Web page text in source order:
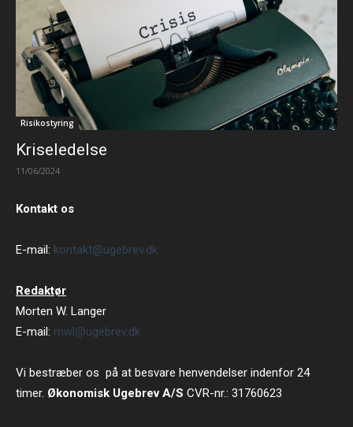
Risikostyring
Kriseledelse
11/06/2024
Kontakt os
E-mail: kontakt@ugebrev.dk
Redaktør
Morten W. Langer
E-mail: mwl@ugebrev.dk
Vi bestræber os på at besvare henvendelser indenfor 24
timer. Økonomisk Ugebrev A/S CVR-nr.: 31760623